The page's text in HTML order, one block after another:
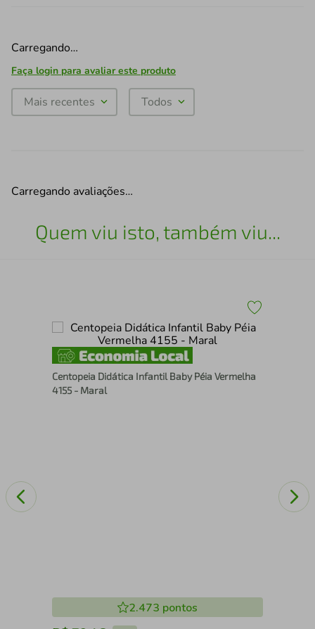
Carregando…
Faça login para avaliar este produto
Mais recentes Todos
Carregando avaliações…
Quem viu isto, também viu...
Centopeia Didática Infantil Baby Péia Vermelha
4155 - Maral
2.473 pontos